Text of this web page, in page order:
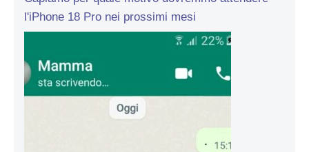
l'iPhone 18 Pro nei prossimi mesi